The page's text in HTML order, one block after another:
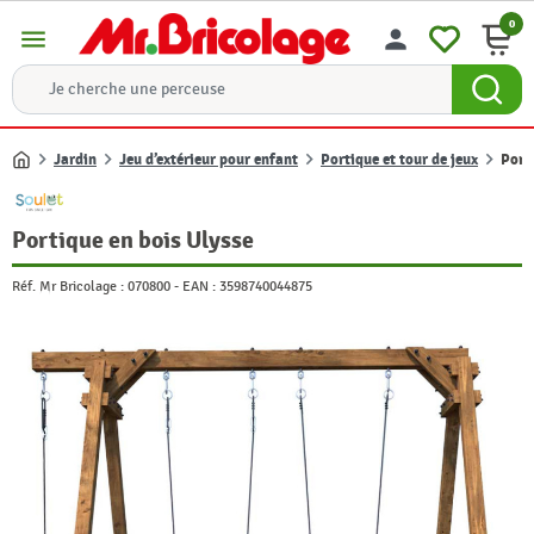
menu person 0
Accueil
Jardin Jeu d’extérieur pour enfant Portique et tour de jeux
Portique en bois Ulysse
Réf. Mr Bricolage : 070800 - EAN : 3598740044875